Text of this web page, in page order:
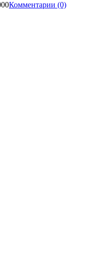
Комментарии (0)